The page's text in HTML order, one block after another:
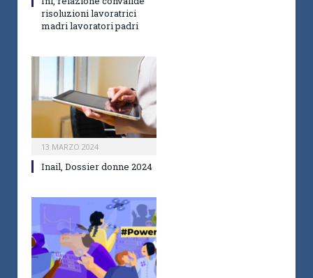
risoluzioni lavoratrici
madri lavoratori padri
13 MARZO 2024
Inail, Dossier donne 2024